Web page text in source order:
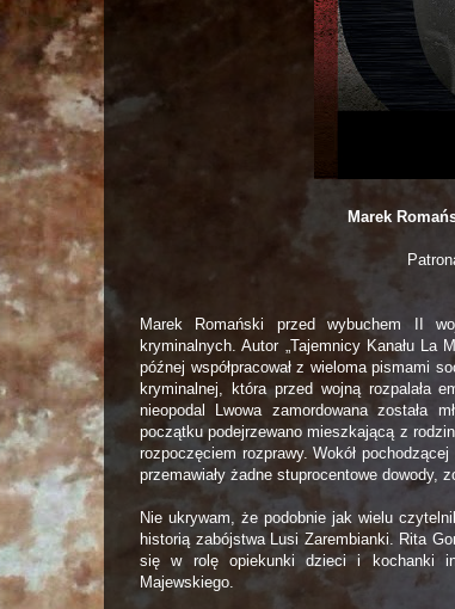
Marek
Marek Romański przed wybuchem II
kryminalnych. Autor „Tajemnicy Kanału La
późnej współpracował z wieloma pismami
kryminalnej, która przed wojną rozpalała
nieopodal Lwowa zamordowana została
początku podejrzewano mieszkającą z
rozpoczęciem rozprawy. Wokół
przemawiały żadne stuprocentowe dowody,
Nie ukrywam, że podobnie jak wielu
historią zabójstwa Lusi Zarembianki. Rita
się w rolę opiekunki dzieci i kochanki
Majewskiego.